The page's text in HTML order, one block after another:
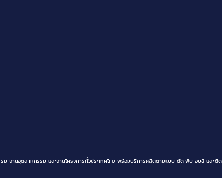
งานอุตสาหกรรม และงานโครงการทั่วประเทศไทย พร้อมบริการผลิตตามแบบ ตัด พับ อบสี และติ